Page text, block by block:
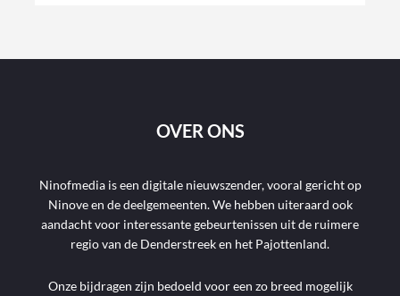
OVER ONS
Ninofmedia is een digitale nieuwszender, vooral gericht op
Ninove en de deelgemeenten. We hebben uiteraard ook
aandacht voor interessante gebeurtenissen uit de ruimere
regio van de Denderstreek en het Pajottenland.
Onze bijdragen zijn bedoeld voor een zo breed mogelijk